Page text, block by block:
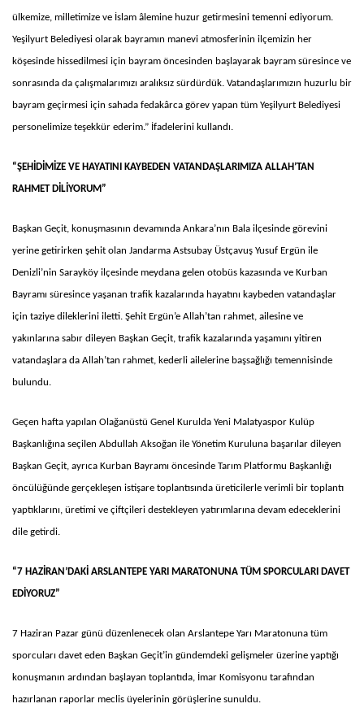
ülkemize, milletimize ve İslam âlemine huzur getirmesini temenni ediyorum.
Yeşilyurt Belediyesi olarak bayramın manevi atmosferinin ilçemizin her
köşesinde hissedilmesi için bayram öncesinden başlayarak bayram süresince ve
sonrasında da çalışmalarımızı aralıksız sürdürdük. Vatandaşlarımızın huzurlu bir
bayram geçirmesi için sahada fedakârca görev yapan tüm Yeşilyurt Belediyesi
personelimize teşekkür ederim.” İfadelerini kullandı.
“ŞEHİDİMİZE VE HAYATINI KAYBEDEN VATANDAŞLARIMIZA ALLAH’TAN
RAHMET DİLİYORUM”
Başkan Geçit, konuşmasının devamında Ankara’nın Bala ilçesinde görevini
yerine getirirken şehit olan Jandarma Astsubay Üstçavuş Yusuf Ergün ile
Denizli’nin Sarayköy ilçesinde meydana gelen otobüs kazasında ve Kurban
Bayramı süresince yaşanan trafik kazalarında hayatını kaybeden vatandaşlar
için taziye dileklerini iletti. Şehit Ergün’e Allah’tan rahmet, ailesine ve
yakınlarına sabır dileyen Başkan Geçit, trafik kazalarında yaşamını yitiren
vatandaşlara da Allah’tan rahmet, kederli ailelerine başsağlığı temennisinde
bulundu.
Geçen hafta yapılan Olağanüstü Genel Kurulda Yeni Malatyaspor Kulüp
Başkanlığına seçilen Abdullah Aksoğan ile Yönetim Kuruluna başarılar dileyen
Başkan Geçit, ayrıca Kurban Bayramı öncesinde Tarım Platformu Başkanlığı
öncülüğünde gerçekleşen istişare toplantısında üreticilerle verimli bir toplantı
yaptıklarını, üretimi ve çiftçileri destekleyen yatırımlarına devam edeceklerini
dile getirdi.
“7 HAZİRAN’DAKİ ARSLANTEPE YARI MARATONUNA TÜM SPORCULARI DAVET
EDİYORUZ”
7 Haziran Pazar günü düzenlenecek olan Arslantepe Yarı Maratonuna tüm
sporcuları davet eden Başkan Geçit’in gündemdeki gelişmeler üzerine yaptığı
konuşmanın ardından başlayan toplantıda, İmar Komisyonu tarafından
hazırlanan raporlar meclis üyelerinin görüşlerine sunuldu.